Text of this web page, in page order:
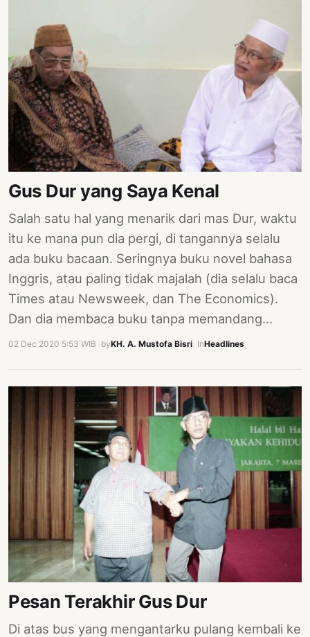
Gus Dur yang Saya Kenal
Salah satu hal yang menarik dari mas Dur, waktu
itu ke mana pun dia pergi, di tangannya selalu
ada buku bacaan. Seringnya buku novel bahasa
Inggris, atau paling tidak majalah (dia selalu baca
Times atau Newsweek, dan The Economics).
Dan dia membaca buku tanpa memandang…
02 Dec 2020 5:53 WIB byKH. A. Mustofa Bisri InHeadlines
Pesan Terakhir Gus Dur
Di atas bus yang mengantarku pulang kembali ke